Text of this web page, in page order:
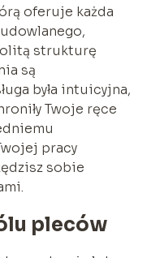
oferuje każda
strukturę
są
była intuicyjna,
Twoje ręce
pracy
sobie
pleców